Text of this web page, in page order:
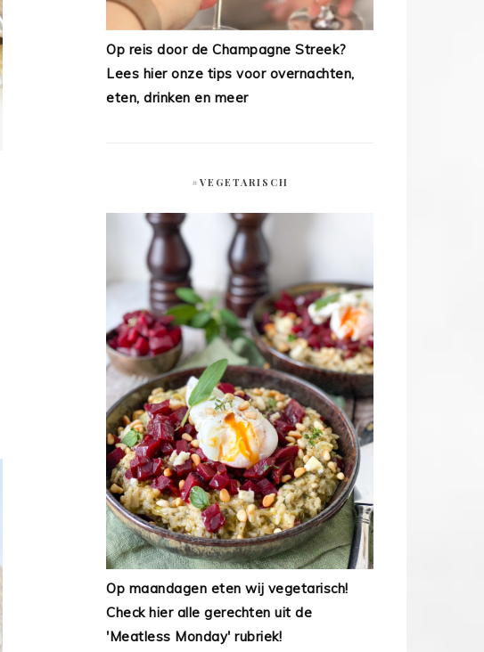
Op reis door de Champagne Streek?
Lees hier onze tips voor overnachten,
eten, drinken en meer
#VEGETARISCH
Op maandagen eten wij vegetarisch!
Check hier alle gerechten uit de
'Meatless Monday' rubriek!